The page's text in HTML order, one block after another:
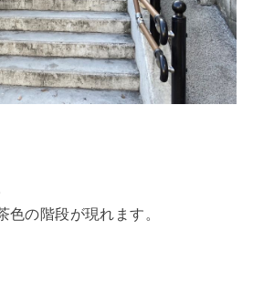
色の階段が現れます。